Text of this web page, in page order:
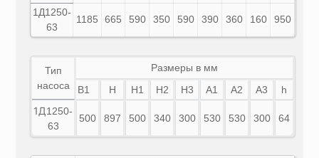
1Д1250-
63
1185 665 590 350 590 390 360 160 950
Тип
насоса
Размеры в мм
B1
Н H1 H2 H3 A1 A2 A3 h
1Д1250-
63
500 897 500 340 300 530 530 300 64